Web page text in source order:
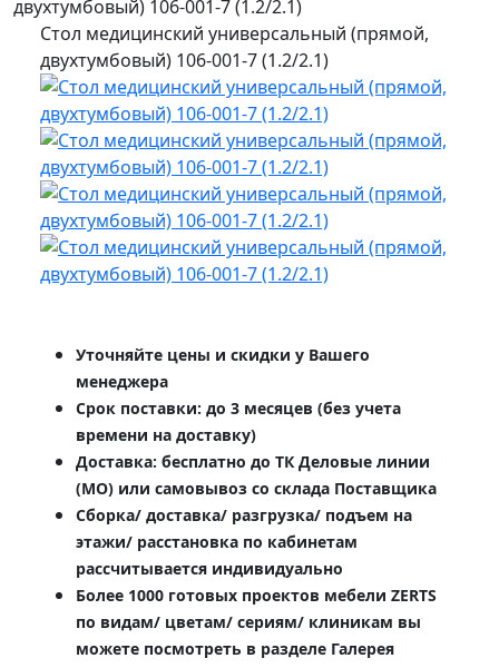
двухтумбовый) 106-001-7 (1.2/2.1)
Стол медицинский универсальный (прямой,
двухтумбовый) 106-001-7 (1.2/2.1)
Уточняйте цены и скидки у Вашего
менеджера
Срок поставки: до 3 месяцев (без учета
времени на доставку)
Доставка: бесплатно до ТК Деловые линии
(МО) или самовывоз со склада Поставщика
Сборка/ доставка/ разгрузка/ подъем на
этажи/ расстановка по кабинетам
рассчитывается индивидуально
Более 1000 готовых проектов мебели ZERTS
по видам/ цветам/ сериям/ клиникам вы
можете посмотреть в разделе Галерея